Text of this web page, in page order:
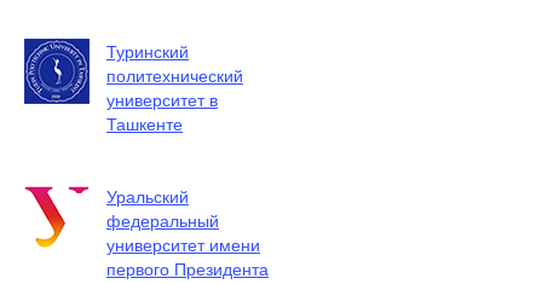
Туринский
политехнический
университет в
Ташкенте
Уральский
федеральный
университет имени
первого Президента